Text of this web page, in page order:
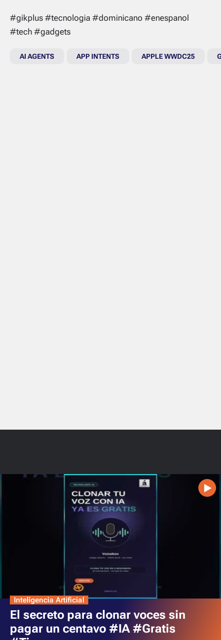
#gikplus #tecnologia #dominicano #enespanol
#tech #gadgets
AI AGENTS APP INTENTS APPLE WWDC25